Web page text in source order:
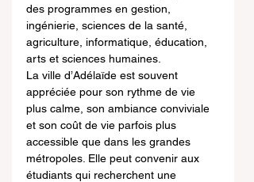
des programmes en gestion,
ingénierie, sciences de la santé,
agriculture, informatique, éducation,
arts et sciences humaines.
La ville d’Adélaïde est souvent
appréciée pour son rythme de vie
plus calme, son ambiance conviviale
et son coût de vie parfois plus
accessible que dans les grandes
métropoles. Elle peut convenir aux
étudiants qui recherchent une